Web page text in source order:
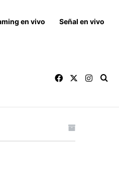
en vivo Señal en vivo
Facebook